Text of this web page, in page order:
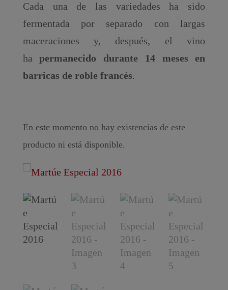
Cada una de las variedades ha sido
fermentada por separado con largas
maceraciones y, después, el vino
hapermanecido durante 14 meses en
barricas de roble francés.
En este momento no hay existencias de este
producto ni está disponible.